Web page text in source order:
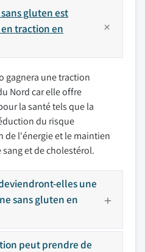
gluten est
traction en
gagnera une traction
Nord car elle offre
la santé tels que la
du risque
l'énergie et le maintien
et de cholestérol.
elles une
sans gluten en
peut prendre de